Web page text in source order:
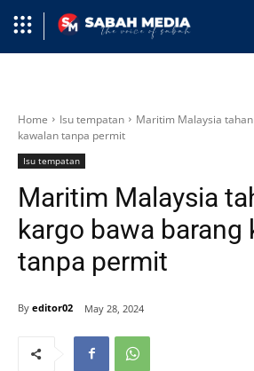
Home Isu tempatan
Maritim Malaysia
kawalan tanpa permit
Isu tempatan
Maritim Malaysia
kargo bawa barang
tanpa permit
By editor02 May 28, 2024